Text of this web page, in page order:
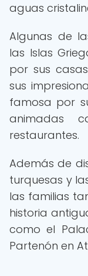
aguas
Algunas de
las Islas
por sus
sus
famosa por
animadas
restaurantes.
Además de
turquesas y
las familias
historia
como el
Partenón en